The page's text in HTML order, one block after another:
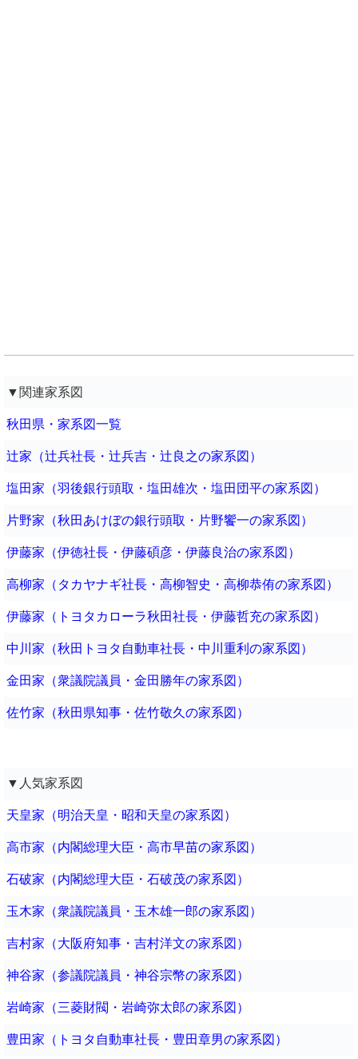
▼関連家系図
秋田県・家系図一覧
辻家（辻兵社長・辻兵吉・辻良之の家系図）
塩田家（羽後銀行頭取・塩田雄次・塩田団平の家系図）
片野家（秋田あけぼの銀行頭取・片野饗一の家系図）
伊藤家（伊徳社長・伊藤碩彦・伊藤良治の家系図）
高柳家（タカヤナギ社長・高柳智史・高柳恭侑の家系図）
伊藤家（トヨタカローラ秋田社長・伊藤哲充の家系図）
中川家（秋田トヨタ自動車社長・中川重利の家系図）
金田家（衆議院議員・金田勝年の家系図）
佐竹家（秋田県知事・佐竹敬久の家系図）
▼人気家系図
天皇家（明治天皇・昭和天皇の家系図）
高市家（内閣総理大臣・高市早苗の家系図）
石破家（内閣総理大臣・石破茂の家系図）
玉木家（衆議院議員・玉木雄一郎の家系図）
吉村家（大阪府知事・吉村洋文の家系図）
神谷家（参議院議員・神谷宗幣の家系図）
岩崎家（三菱財閥・岩崎弥太郎の家系図）
豊田家（トヨタ自動車社長・豊田章男の家系図）